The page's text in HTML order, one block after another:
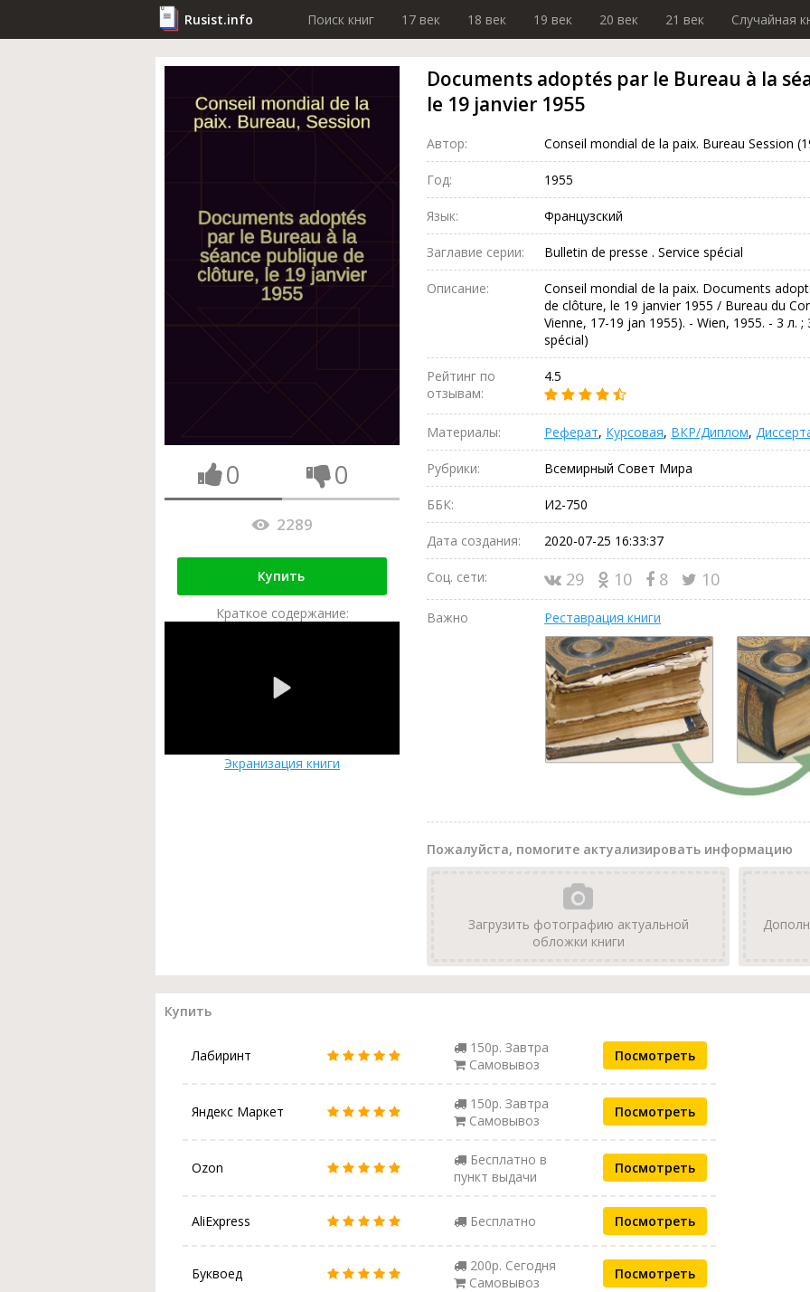
Rusist.info Поиск книг 17 век 18 век 19 век 20 век 21 век Случайная
0 0
2289
Купить
Краткое содержание:
Экранизация книги
Documents adoptés par le Bureau à la
le 19 janvier 1955
Автор: Conseil mondial de la paix. Bureau Session
Год: 1955
Язык: Французский
Заглавие серии: Bulletin de presse . Service spécial
Описание:
Conseil mondial de la paix. Documents
de clôture, le 19 janvier 1955 / Bureau du
Vienne, 17-19 jan 1955). - Wien, 1955. - 3 л.
spécial)
Рейтинг по
отзывам:
4.5
Материалы: Реферат, Курсовая, ВКР/Диплом,
Рубрики: Всемирный Совет Мира
ББК: И2-750
Дата создания: 2020-07-25 16:33:37
Соц. сети: 29 10 8 10
Важно Реставрация книги
Пожалуйста, помогите актуализировать информацию
Загрузить фотографию актуальной
обложки книги
Купить
Лабиринт
150р. Завтра
Самовывоз
Посмотреть
Яндекс Маркет
150р. Завтра
Самовывоз
Посмотреть
Ozon
Бесплатно в
пункт выдачи
Посмотреть
AliExpress Бесплатно Посмотреть
Буквоед
200р. Сегодня
Самовывоз
Посмотреть